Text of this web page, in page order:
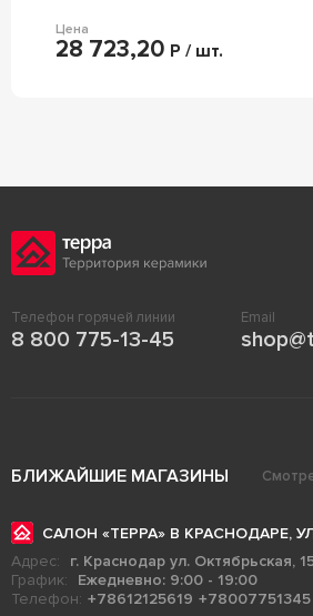
Цена
28 723,20 Р / шт.
Телефон горячей линии
8 800 775-13-45
Email
БЛИЖАЙШИЕ МАГАЗИНЫ
САЛОН «ТЕРРА» В КРАСНОДАРЕ,
Адрес:
г. Краснодар ул. Октябрьская,
График:
Ежедневно: 9:00 - 19:00
Телефон: +78612125619 +78007751345